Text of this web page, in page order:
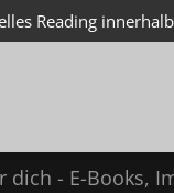
Reading
dich - E-Books,